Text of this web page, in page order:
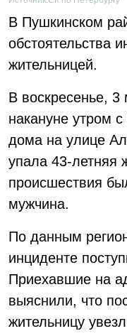
В Пушкинском
обстоятельства
жительницей.
В воскресенье, 3
накануне утром с
дома на улице
упала 43-летняя
происшествия
мужчина.
По данным
инциденте
Приехавшие на
выяснили, что
жительницу